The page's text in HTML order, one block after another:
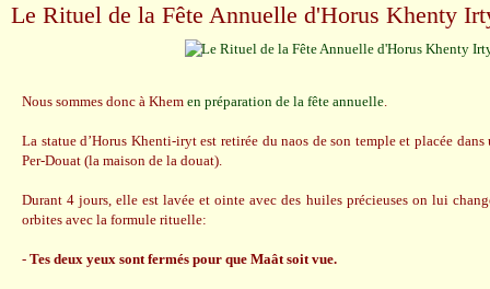
Le Rituel de la Fête Annuelle d'Horus Khenty
Nous sommes donc à Khem en préparation de la fête annuelle.
La statue d’Horus Khenti-iryt est retirée du naos de son temple et placée
Per-Douat (la maison de la douat).
Durant 4 jours, elle est lavée et ointe avec des huiles précieuses on lui
orbites avec la formule rituelle:
- Tes deux yeux sont fermés pour que Maât soit vue.